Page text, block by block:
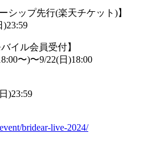
シップ先行(楽天チケット)】
)23:59
イル会員受付】
〜)〜9/22(日)18:00
)23:59
bridear-live-2024/